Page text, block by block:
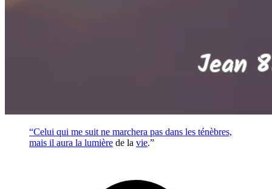
“Celui qui me suit ne marchera pas dans les ténèbres,
mais il aura la lumière de la vie.”